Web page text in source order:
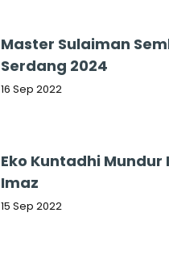
Master Sulaiman
Serdang 2024
16 Sep 2022
Eko Kuntadhi Mundur
Imaz
15 Sep 2022